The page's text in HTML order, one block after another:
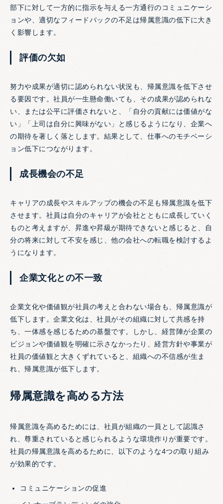
部下に対して一方的に指示を与える一方通行のコミュニケーシ
ョンや、適切なフィードバックの不足は帰属意識の低下に大き
く影響します。
評価の欠如
努力や成果が適切に認められない状況も、帰属意識を低下させ
る要因です。社員が一生懸命働いても、その成果が認められな
い、または公平に評価されないと、「自分の貢献には価値がな
い」「上司は自分に興味がない」と感じるようになり、企業へ
の期待を著しく落とします。結果として、仕事へのモチベーシ
ョン低下につながります。
成長機会の不足
キャリアの成長やスキルアップの機会の不足も帰属意識を低下
させます。社員は自分のキャリアが会社とともに成長していく
ものと考えますが、昇進や昇級が期待できないと感じると、自
分の将来に対して不安を感じ、他の会社への転職を検討するよ
うになります。
企業文化との不一致
企業文化や価値観が社員の考えと合わない場合も、帰属意識が
低下します。企業文化は、社員がその組織に対して共感を持
ち、一体感を感じるための基盤です。しかし、経営陣が企業の
ビジョンや価値観を明確に示さなかったり、経営方針や事業が
社員の価値観と大きくずれていると、組織への不信感が生ま
れ、帰属意識が低下します。
帰属意識を高める方法
帰属意識を高めるためには、社員が組織の一員として認識さ
れ、尊重されていると感じられるような環境作りが重要です。
社員の帰属意識を高めるために、以下のような4つの取り組み
が効果的です。
コミュニケーションの促進